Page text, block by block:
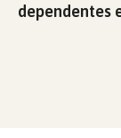
dependentes